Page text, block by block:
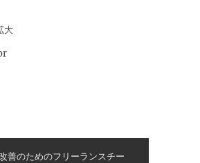
大
善のためのフリーランスチー